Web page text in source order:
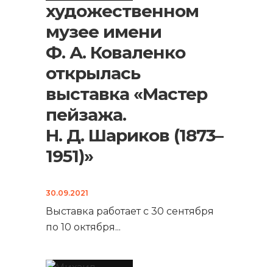
художественном
музее имени
Ф. А. Коваленко
открылась
выставка «Мастер
пейзажа.
Н. Д. Шариков (1873–
1951)»
30.09.2021
Выставка работает с 30 сентября
по 10 октября...